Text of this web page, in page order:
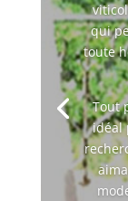
qui
toute
Tout
idéal